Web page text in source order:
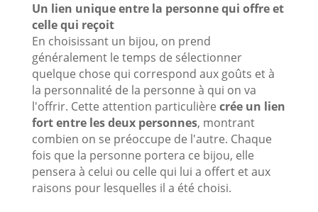
Un lien unique entre la personne qui offre et
celle qui reçoit
En choisissant un bijou, on prend
généralement le temps de sélectionner
quelque chose qui correspond aux goûts et à
la personnalité de la personne à qui on va
l'offrir. Cette attention particulière crée un lien
fort entre les deux personnes, montrant
combien on se préoccupe de l'autre. Chaque
fois que la personne portera ce bijou, elle
pensera à celui ou celle qui lui a offert et aux
raisons pour lesquelles il a été choisi.